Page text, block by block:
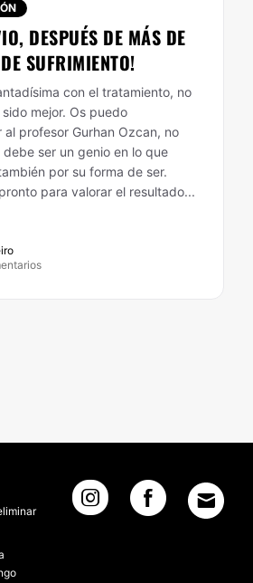
DESPUÉS DE MÁS DE
SUFRIMIENTO!
con el tratamiento, no
mejor. Os puedo
al profesor Gurhan Ozcan, no
debe ser un genio en lo que
por su forma de ser.
para valorar el resultado...